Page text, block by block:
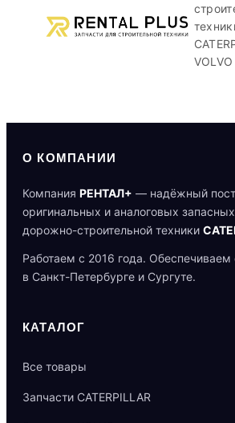
VOLVO
О КОМПАНИИ
Компания РЕНТАЛ+ — надёжный
оригинальных и аналоговых
дорожно-строительной техники
Работаем с 2016 года. Обеспечиваем
в Санкт-Петербурге и Сургуте.
КАТАЛОГ
Все товары
Запчасти CATERPILLAR